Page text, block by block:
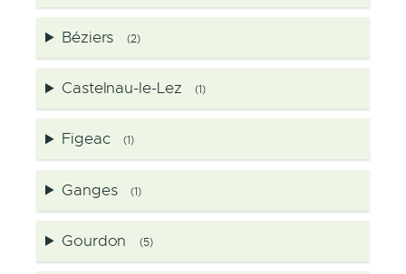
Béziers (2)
Castelnau-le-Lez (1)
Figeac (1)
Ganges (1)
Gourdon (5)